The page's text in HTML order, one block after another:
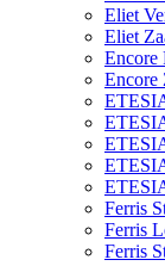
Eliet
Eliet
Encore
Encore
Ferris
Ferris
Ferris